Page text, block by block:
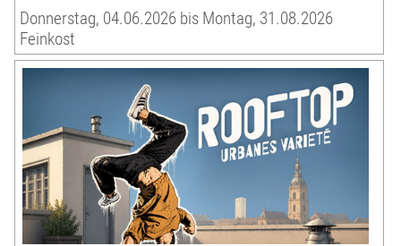
Donnerstag, 04.06.2026 bis Montag, 31.08.2026
Feinkost